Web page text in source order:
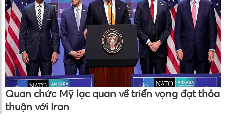
Quan chức Mỹ lạc quan về triển vọng đạt thỏa
thuận với Iran